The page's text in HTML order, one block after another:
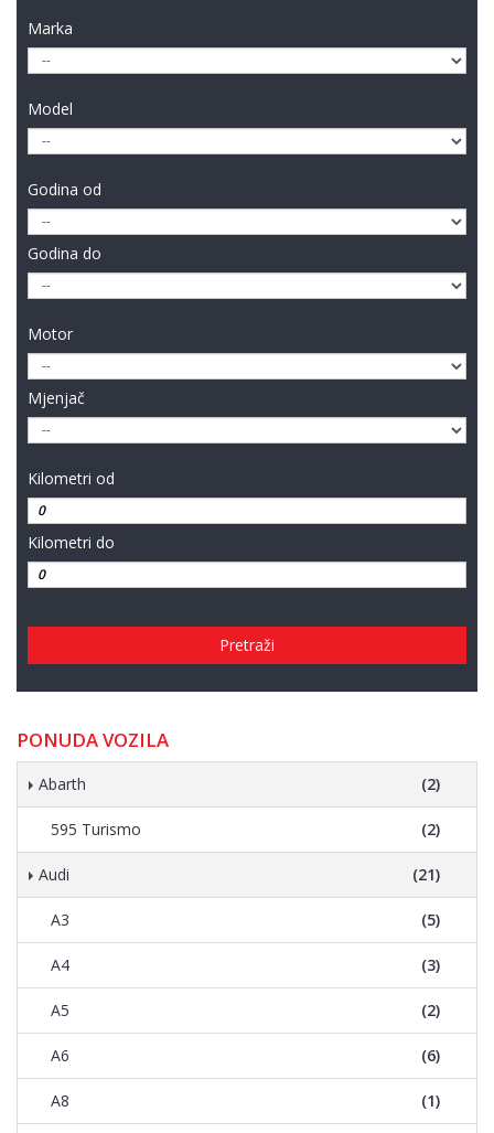
Marka
Model
Godina od
Godina do
Motor
Mjenjač
Kilometri od
Kilometri do
Pretraži
PONUDA VOZILA
Abarth (2)
595 Turismo (2)
Audi (21)
A3 (5)
A4 (3)
A5 (2)
A6 (6)
A8 (1)